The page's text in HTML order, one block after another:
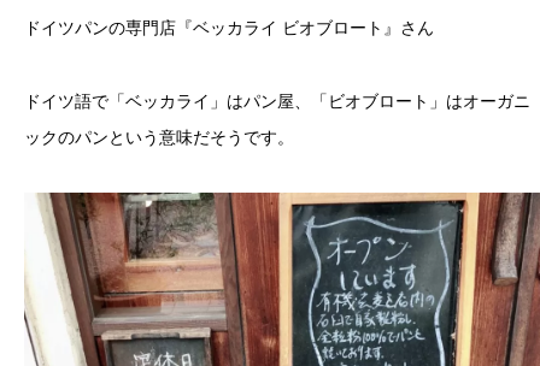
ドイツパンの専門店『ベッカライ ビオブロート』さん
ドイツ語で「ベッカライ」はパン屋、「ビオブロート」はオーガニ
ックのパンという意味だそうです。